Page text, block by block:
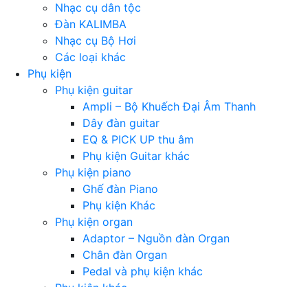
Nhạc cụ dân tộc
Đàn KALIMBA
Nhạc cụ Bộ Hơi
Các loại khác
Phụ kiện
Phụ kiện guitar
Ampli – Bộ Khuếch Đại Âm Thanh
Dây đàn guitar
EQ & PICK UP thu âm
Phụ kiện Guitar khác
Phụ kiện piano
Ghế đàn Piano
Phụ kiện Khác
Phụ kiện organ
Adaptor – Nguồn đàn Organ
Chân đàn Organ
Pedal và phụ kiện khác